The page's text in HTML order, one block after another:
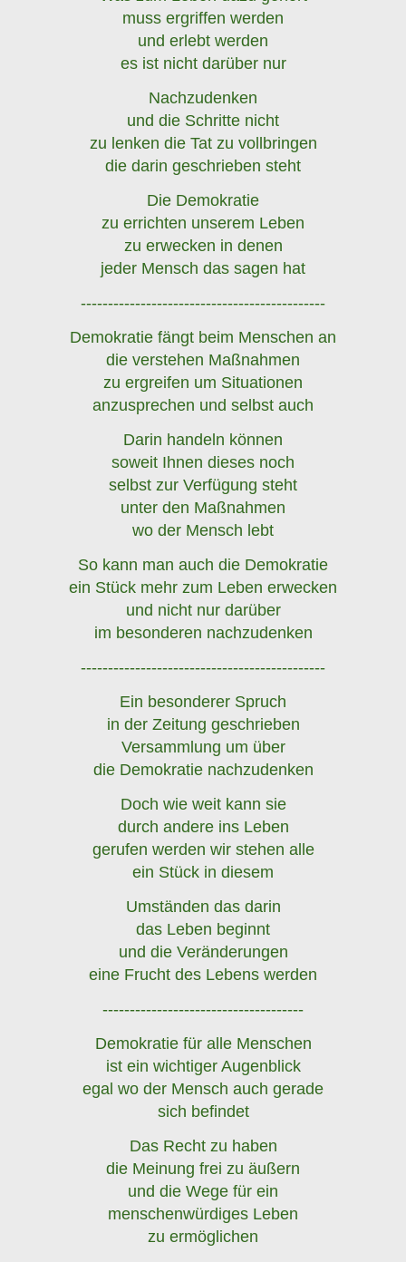
muss ergriffen werden
und erlebt werden
es ist nicht darüber nur
Nachzudenken
und die Schritte nicht
zu lenken die Tat zu vollbringen
die darin geschrieben steht
Die Demokratie
zu errichten unserem Leben
zu erwecken in denen
jeder Mensch das sagen hat
---------------------------------------------
Demokratie fängt beim Menschen an
die verstehen Maßnahmen
zu ergreifen um Situationen
anzusprechen und selbst auch
Darin handeln können
soweit Ihnen dieses noch
selbst zur Verfügung steht
unter den Maßnahmen
wo der Mensch lebt
So kann man auch die Demokratie
ein Stück mehr zum Leben erwecken
und nicht nur darüber
im besonderen nachzudenken
---------------------------------------------
Ein besonderer Spruch
in der Zeitung geschrieben
Versammlung um über
die Demokratie nachzudenken
Doch wie weit kann sie
durch andere ins Leben
gerufen werden wir stehen alle
ein Stück in diesem
Umständen das darin
das Leben beginnt
und die Veränderungen
eine Frucht des Lebens werden
-------------------------------------
Demokratie für alle Menschen
ist ein wichtiger Augenblick
egal wo der Mensch auch gerade
sich befindet
Das Recht zu haben
die Meinung frei zu äußern
und die Wege für ein
menschenwürdiges Leben
zu ermöglichen